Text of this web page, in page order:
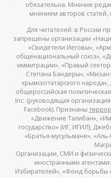
обязательна. Мнение
мнением авторов статей,
Для читателей: в России
запрещены организации
«Свидетели Иеговы»,
общенациональный союз»,
иммиграции», «Правый
Степана Бандеры»,
крымскотатарского
общероссийская
Inc. (руководящая
Facebook). Признаны
«Движение Талибан»,
государство» (ИГ, ИГИЛ),
«Братья-мусульмане»,
Организации, СМИ и
иностранными
Избирателей», «Фонд борьбы